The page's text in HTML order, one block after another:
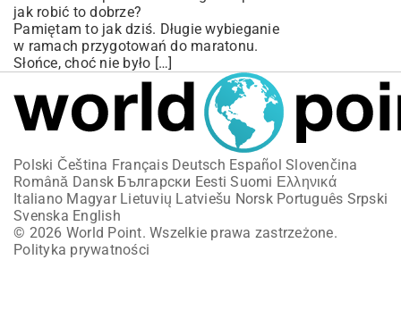
jak robić to dobrze?
Pamiętam to jak dziś. Długie wybieganie
w ramach przygotowań do maratonu.
Słońce, choć nie było […]
Polski Čeština Français Deutsch Español Slovenčina
Română Dansk Български Eesti Suomi Ελληνικά
Italiano Magyar Lietuvių Latviešu Norsk Português Srpski
Svenska English
© 2026 World Point. Wszelkie prawa zastrzeżone.
Polityka prywatności